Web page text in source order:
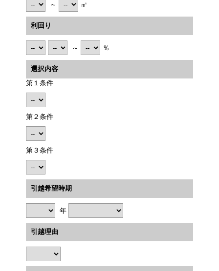
～ ㎡
利回り
～ ％
選択内容
第１条件
第２条件
第３条件
引越希望時期
年
引越理由